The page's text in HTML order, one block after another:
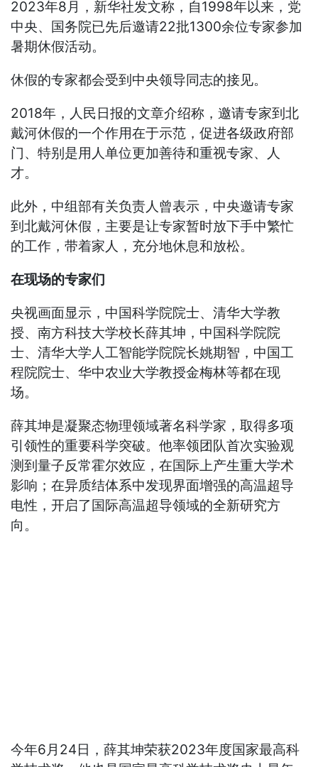
2023年8月，新华社发文称，自1998年以来，党
中央、国务院已先后邀请22批1300余位专家参加
暑期休假活动。
休假的专家都会受到中央领导同志的接见。
2018年，人民日报的文章介绍称，邀请专家到北
戴河休假的一个作用在于示范，促进各级政府部
门、特别是用人单位更加善待和重视专家、人
才。
此外，中组部有关负责人曾表示，中央邀请专家
到北戴河休假，主要是让专家暂时放下手中繁忙
的工作，带着家人，充分地休息和放松。
在现场的专家们
央视画面显示，中国科学院院士、清华大学教
授、南方科技大学校长薛其坤，中国科学院院
士、清华大学人工智能学院院长姚期智，中国工
程院院士、华中农业大学教授金梅林等都在现
场。
薛其坤是凝聚态物理领域著名科学家，取得多项
引领性的重要科学突破。他率领团队首次实验观
测到量子反常霍尔效应，在国际上产生重大学术
影响；在异质结体系中发现界面增强的高温超导
电性，开启了国际高温超导领域的全新研究方
向。
今年6月24日，薛其坤荣获2023年度国家最高科